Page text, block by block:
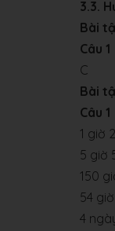
3.3.
Bài
Câu 1
C
Bài
Câu 1
1 giờ
5 giờ
150
54
4